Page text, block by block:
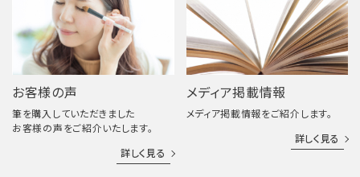
お客様の声
筆を購入していただきました
お客様の声をご紹介いたします。
詳しく見る
メディア掲載情報
メディア掲載情報をご紹介します。
詳しく見る